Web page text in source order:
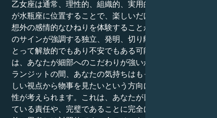
乙女座は通常、理性的、組織的、実用的であるため、月
が水瓶座に位置することで、楽しいだけでなく、やや予
想外の感情的なひねりを体験することができる。水瓶座
のサインが強調する独立、発明、切り離しは、あなたに
とって解放的でもあり不安でもある可能性がある。これ
は、あなたが細部へのこだわりが強いからです。このト
ランジットの間、あなたの気持ちはもっと学びたい、新
しい視点から物事を見たいという方向にシフトする可能
性が考えられます。これは、あなたが日頃から求められ
ている責任や、完璧であることに完全に集中していた以